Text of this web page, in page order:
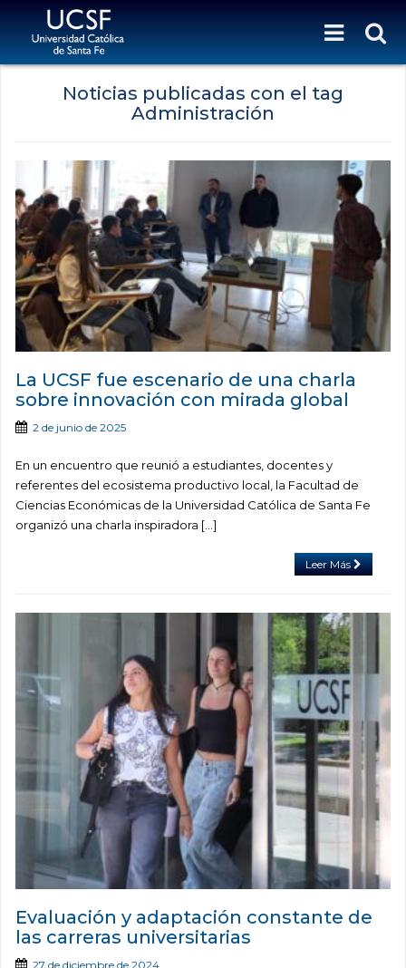
Noticias publicadas con el tag
Administración
La UCSF fue escenario de una charla
sobre innovación con mirada global
2 de junio de 2025
En un encuentro que reunió a estudiantes, docentes y
referentes del ecosistema productivo local, la Facultad de
Ciencias Económicas de la Universidad Católica de Santa Fe
organizó una charla inspiradora […]
Leer Más
Evaluación y adaptación constante de
las carreras universitarias
27 de diciembre de 2024